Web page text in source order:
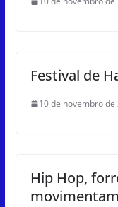
Festival de
10 de novembro de
Hip Hop,